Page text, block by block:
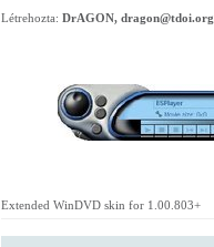
Létrehozta: DrAGON, dragon@tdoi.org
Extended WinDVD skin for 1.00.803+